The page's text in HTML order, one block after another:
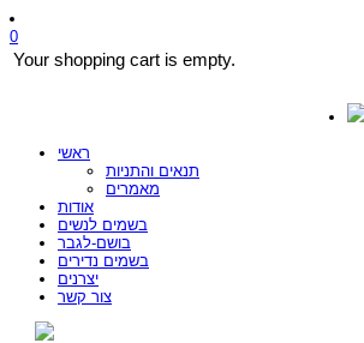
0
Your shopping cart is empty.
ראשי
תנאים והתניות
מאמרים
אודות
בשמים לנשים
בושם-לגבר
בשמים נדירים
יצרנים
צור קשר